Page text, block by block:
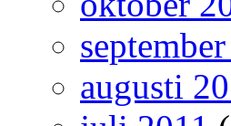
augusti